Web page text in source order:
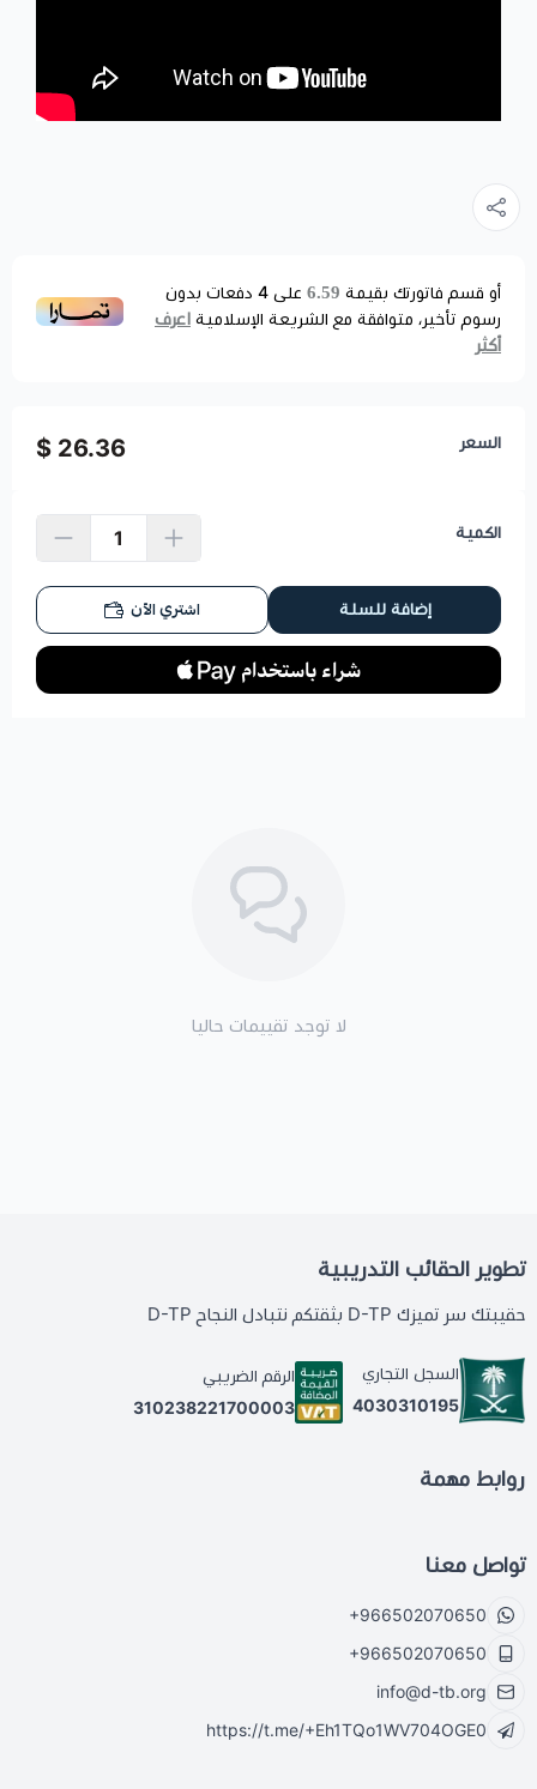
أو قسم فاتورتك بقيمة 6.59 على 4 دفعات بدون
رسوم تأخير، متوافقة مع الشريعة الإسلامية اعرف
أكثر
السعر 26.36 $
الكمية
إضافة للسلة اشتري الآن
لا توجد تقييمات حاليا
تطوير الحقائب التدريبية
حقيبتك سر تميزك D-TP بثقتكم نتبادل النجاح D-TP
السجل التجاري
4030310195
الرقم الضريبي
310238221700003
روابط مهمة
تواصل معنا
+966502070650
+966502070650
info@d-tb.org
https://t.me/+Eh1TQo1WV704OGE0